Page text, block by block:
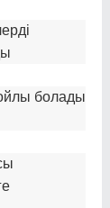
болады